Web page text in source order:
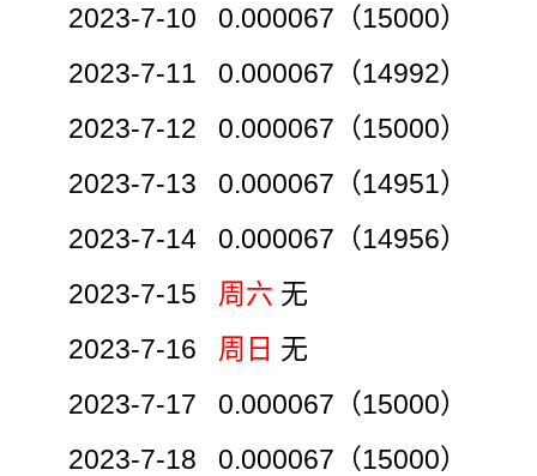
2023-7-10 0.000067（15000）
2023-7-11 0.000067（14992）
2023-7-12 0.000067（15000）
2023-7-13 0.000067（14951）
2023-7-14 0.000067（14956）
2023-7-15 周六 无
2023-7-16 周日 无
2023-7-17 0.000067（15000）
2023-7-18 0.000067（15000）